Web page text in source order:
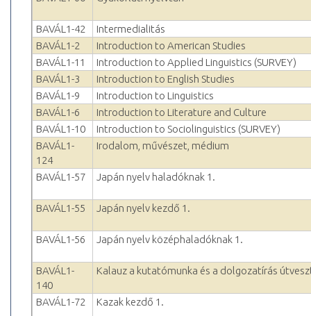
BAVÁL1-42
Intermedialitás
BAVÁL1-2
Introduction to American Studies
BAVÁL1-11
Introduction to Applied Linguistics (SURVEY)
BAVÁL1-3
Introduction to English Studies
BAVÁL1-9
Introduction to Linguistics
BAVÁL1-6
Introduction to Literature and Culture
BAVÁL1-10
Introduction to Sociolinguistics (SURVEY)
BAVÁL1-
124
Irodalom, művészet, médium
BAVÁL1-57 Japán nyelv haladóknak 1.
BAVÁL1-55 Japán nyelv kezdő 1.
BAVÁL1-56 Japán nyelv középhaladóknak 1.
BAVÁL1-
140
Kalauz a kutatómunka és a dolgozatírás
BAVÁL1-72 Kazak kezdő 1.